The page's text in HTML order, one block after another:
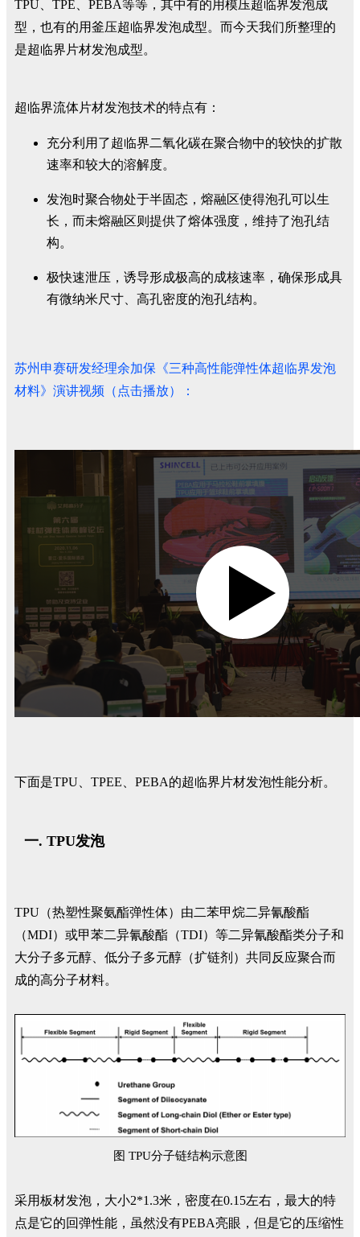
TPU、TPE、PEBA等等，其中有的用模压超临界发泡成
型，也有的用釜压超临界发泡成型。而今天我们所整理的
是超临界片材发泡成型。
超临界流体片材发泡技术的特点有：
充分利用了超临界二氧化碳在聚合物中的较快的扩散
速率和较大的溶解度。
发泡时聚合物处于半固态，熔融区使得泡孔可以生
长，而未熔融区则提供了熔体强度，维持了泡孔结
构。
极快速泄压，诱导形成极高的成核速率，确保形成具
有微纳米尺寸、高孔密度的泡孔结构。
苏州申赛研发经理余加保《三种高性能弹性体超临界发泡
材料》演讲视频（点击播放）：
下面是TPU、TPEE、PEBA的超临界片材发泡性能分析。
TPU发泡
TPU（热塑性聚氨酯弹性体）由二苯甲烷二异氰酸酯
（MDI）或甲苯二异氰酸酯（TDI）等二异氰酸酯类分子和
大分子多元醇、低分子多元醇（扩链剂）共同反应聚合而
成的高分子材料。
图 TPU分子链结构示意图
采用板材发泡，大小2*1.3米，密度在0.15左右，最大的特
点是它的回弹性能，虽然没有PEBA亮眼，但是它的压缩性